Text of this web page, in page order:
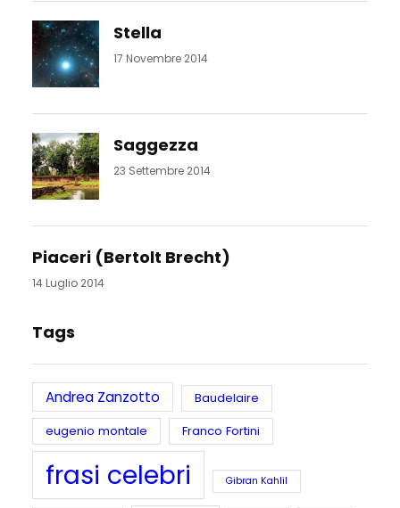
Stella
17 Novembre 2014
Saggezza
23 Settembre 2014
Piaceri (Bertolt Brecht)
14 Luglio 2014
Tags
Andrea Zanzotto
Baudelaire
eugenio montale
Franco Fortini
frasi celebri Gibran Kahlil